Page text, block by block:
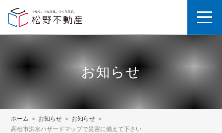
お知らせ
ホーム お知らせ
お知らせ
高松市洪水ハザードマップで災害に備えて下さい